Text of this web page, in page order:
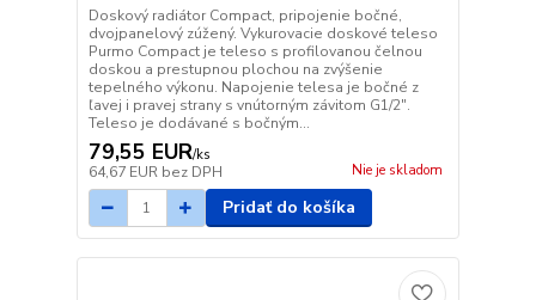
Doskový radiátor Compact, pripojenie bočné,
dvojpanelový zúžený. Vykurovacie doskové teleso
Purmo Compact je teleso s profilovanou čelnou
doskou a prestupnou plochou na zvýšenie
tepelného výkonu. Napojenie telesa je bočné z
ľavej i pravej strany s vnútorným závitom G1/2".
Teleso je dodávané s bočným...
79,55 EUR/ks
64,67 EUR bez DPH Nie je skladom
Pridať do košíka